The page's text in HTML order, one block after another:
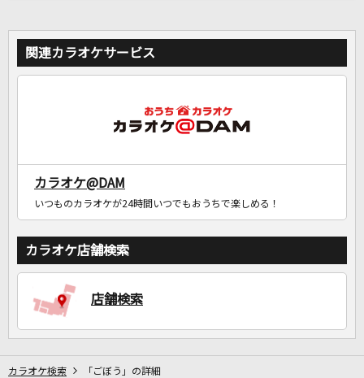
関連カラオケサービス
カラオケ@DAM
いつものカラオケが24時間いつでもおうちで楽しめる！
カラオケ店舗検索
店舗検索
カラオケ検索 「ごぼう」の詳細